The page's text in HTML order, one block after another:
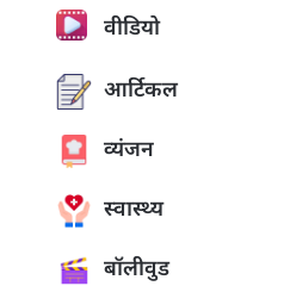
वीडियो
आर्टिकल
व्यंजन
स्वास्थ्य
बॉलीवुड